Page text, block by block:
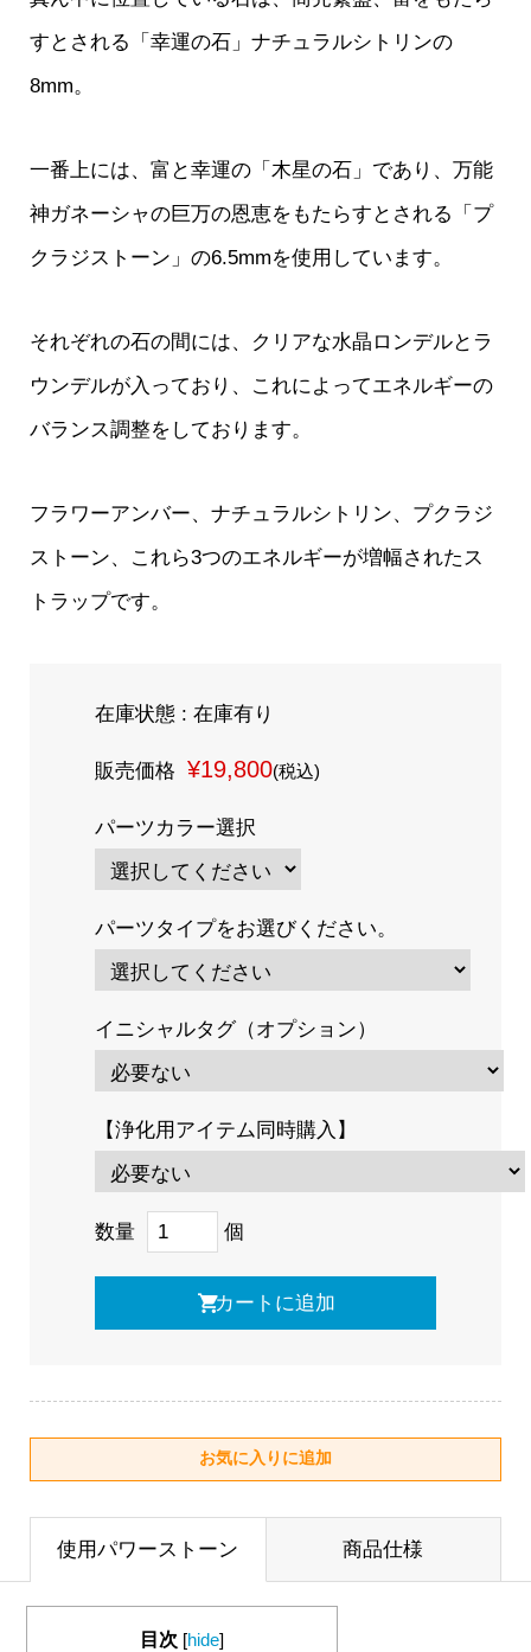
すとされる「幸運の石」ナチュラルシトリンの
8mm。
一番上には、富と幸運の「木星の石」であり、万能
神ガネーシャの巨万の恩恵をもたらすとされる「プ
クラジストーン」の6.5mmを使用しています。
それぞれの石の間には、クリアな水晶ロンデルとラ
ウンデルが入っており、これによってエネルギーの
バランス調整をしております。
フラワーアンバー、ナチュラルシトリン、プクラジ
ストーン、これら3つのエネルギーが増幅されたス
トラップです。
在庫状態 : 在庫有り
販売価格 ¥19,800(税込)
パーツカラー選択
パーツタイプをお選びください。
イニシャルタグ（オプション）
【浄化用アイテム同時購入】
数量 個
使用パワーストーン 商品仕様
目次 [hide]